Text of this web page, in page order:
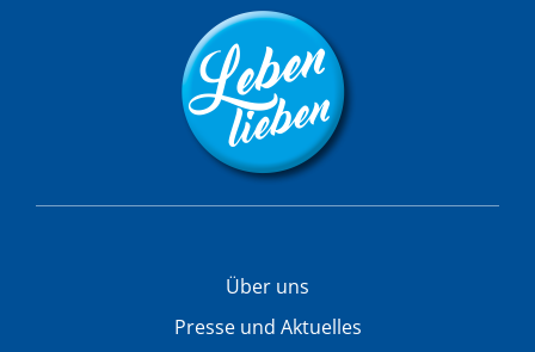
Über uns
Presse und Aktuelles